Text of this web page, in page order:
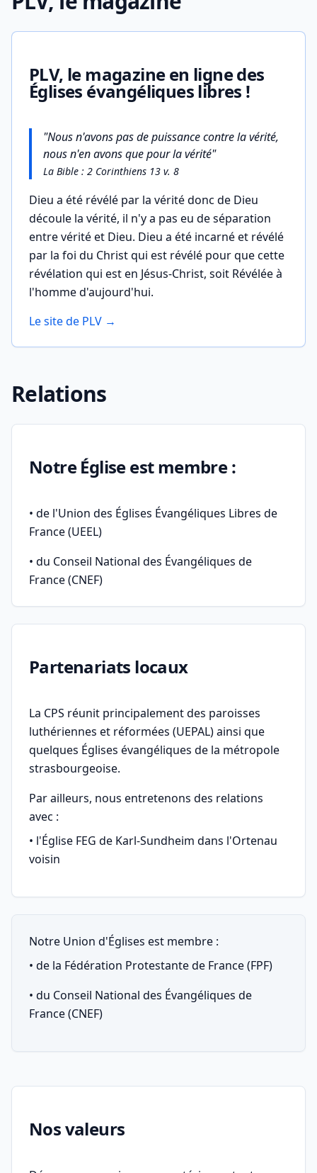
PLV, le magazine en ligne des
Églises évangéliques libres !
"Nous n'avons pas de puissance contre la vérité,
nous n'en avons que pour la vérité"
La Bible : 2 Corinthiens 13 v. 8
Dieu a été révélé par la vérité donc de Dieu
découle la vérité, il n'y a pas eu de séparation
entre vérité et Dieu. Dieu a été incarné et révélé
par la foi du Christ qui est révélé pour que cette
révélation qui est en Jésus-Christ, soit Révélée à
l'homme d'aujourd'hui.
Le site de PLV →
Relations
Notre Église est membre :
• de l'Union des Églises Évangéliques Libres de
France (UEEL)
• du Conseil National des Évangéliques de
France (CNEF)
Partenariats locaux
La CPS réunit principalement des paroisses
luthériennes et réformées (UEPAL) ainsi que
quelques Églises évangéliques de la métropole
strasbourgeoise.
Par ailleurs, nous entretenons des relations
avec :
• l'Église FEG de Karl-Sundheim dans l'Ortenau
voisin
Notre Union d'Églises est membre :
• de la Fédération Protestante de France (FPF)
• du Conseil National des Évangéliques de
France (CNEF)
Nos valeurs